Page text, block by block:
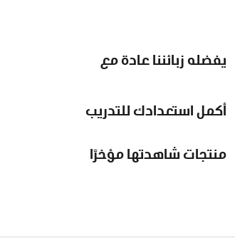
يفضله زبائننا عادة مع
أكمل استعدادك للتدريب
منتجات شاهدتها مؤخرًا